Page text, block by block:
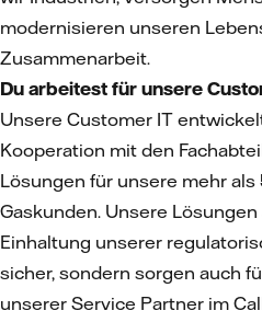
modernisieren unseren
Zusammenarbeit.
Du arbeitest für unsere
Unsere Customer IT
Kooperation mit den
Lösungen für unsere mehr
Gaskunden. Unsere
Einhaltung unserer
sicher, sondern sorgen auch
unserer Service Partner im